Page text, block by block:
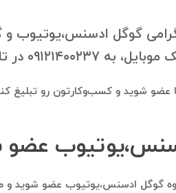
گوگل ادسنس،یوتیوب و
رو ارسال فرمایید.
عضو شوید و کسب‌وکارتون رو تبلیغ
عضو
گروه گوگل ادسنس،یوتیوب عضو